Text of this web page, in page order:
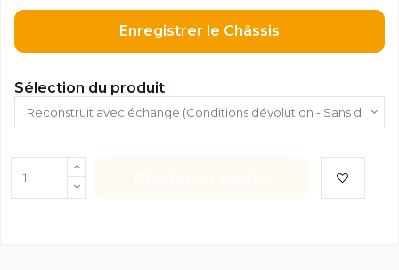
Enregistrer le Châssis
Sélection du produit